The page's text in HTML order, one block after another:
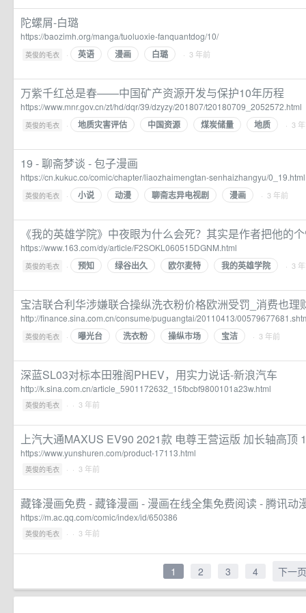
陀螺屑-白璐
https://baozimh.org/manga/tuoluoxie-fanquantdog/10/
英俊的毛衣 · 英语 漫画 白璐 · 3 年前
万紫千红总是春——中国矿产资源开发与保护10年历程
https://www.mnr.gov.cn/zt/hd/dqr/39/dzyzy/201807/t20180709_2052572.html
英俊的毛衣 · 地质灾害评估 中国资源 煤炭储量 地质 · 3
19 - 聊斋梦谈 - 包子漫画
https://cn.kukuc.co/comic/chapter/liaozhaimengtan-senhaizhangyu/0_19.html
英俊的毛衣 · 小说 动漫 聊斋志异电视剧 漫画 · 3 年前
《我的英雄学院》中夜眼为什么会死？其实是作者把他的
https://www.163.com/dy/article/F2SOKL060515DGNM.html
英俊的毛衣 · 预知 绿谷出久 欧尔麦特 我的英雄学院 · 3
宝洁联合利华涉嫌联合操纵洗衣粉价格欧洲受罚_消费也理
http://finance.sina.com.cn/consume/puguangtai/20110413/
英俊的毛衣 · 曝光台 洗衣粉 操纵市场 宝洁 · 3 年前
深蓝SL03对标本田雅阁PHEV，用实力说话-新浪汽车
http://k.sina.com.cn/article_5901172632_15fbcbf9800101a23w.html
英俊的毛衣 · · 3 年前
上汽大通MAXUS EV90 2021款 电尊王营运版 加长轴高顶
https://www.yunshuren.com/product-17113.html
英俊的毛衣 · · 3 年前
藏锋漫画免费 - 藏锋漫画 - 漫画在线全集免费阅读 - 腾讯动
https://m.ac.qq.com/comic/index/id/650386
英俊的毛衣 · · 3 年前
1 2 3 4 下一页